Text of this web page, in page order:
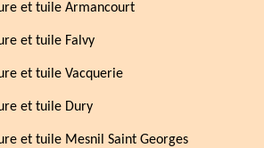
et tuile Armancourt
et tuile Falvy
et tuile Vacquerie
et tuile Dury
et tuile Mesnil Saint Georges